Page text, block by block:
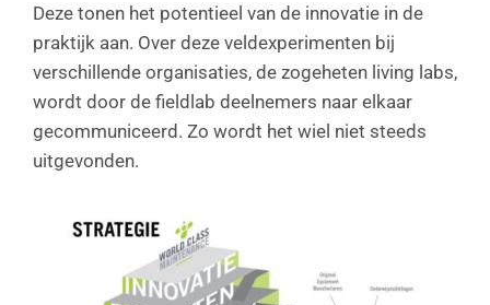
Deze tonen het potentieel van de innovatie in de
praktijk aan. Over deze veldexperimenten bij
verschillende organisaties, de zogeheten living labs,
wordt door de fieldlab deelnemers naar elkaar
gecommuniceerd. Zo wordt het wiel niet steeds
uitgevonden.